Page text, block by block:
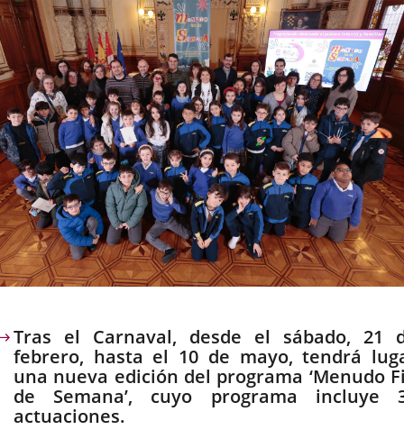
noticia
Tras el Carnaval, desde el sábado, 21
febrero, hasta el 10 de mayo, tendrá
una nueva edición del programa ‘Menudo
de Semana’, cuyo programa incluye
actuaciones.